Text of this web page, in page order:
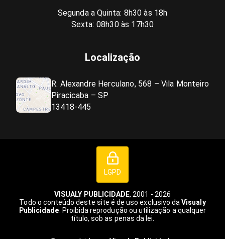
Segunda a Quinta: 8h30 às 18h
Sexta: 08h30 às 17h30
Localização
R. Alexandre Herculano, 568 – Vila Monteiro
Piracicaba – SP
13418-445
LGPD
VISUALY PUBLICIDADE, 2001 - 2026
Todo o conteúdo deste site é de uso exclusivo daVisualy
Publicidade. Proibida reprodução ou utilização a qualquer
título, sob as penas da lei.